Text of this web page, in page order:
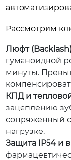
Рассмотрим
Люфт
гуманоидной
минуты.
КПД и
зацеплению
сопряженный с
нагрузке.
Защита IP54 и